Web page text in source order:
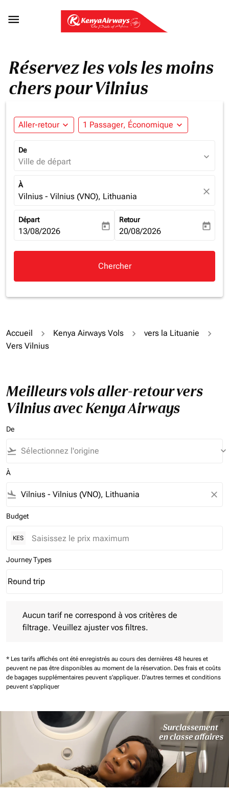

Réservez les vols les moins
chers pour Vilnius
Aller-retour expand_more 1 Passager, Économique expand_more
De
Ville de départ expand_more
À
Vilnius - Vilnius (VNO), Lithuania close
Départ
fc-booking-departure-date-aria-label
13/08/2026 today
Retour
fc-booking-return-date-aria-
20/08/2026 today
Chercher
Accueil Kenya Airways Vols
vers la Lituanie
Vers Vilnius
Meilleurs vols aller-retour vers
Vilnius avec Kenya Airways
De
flight_takeoff keyboard_arrow_down
À
flight_land close
Budget
KES
Journey Types
Journey Types option Round trip Selected
Round trip
keyboard_arrow_down
Aucun tarif ne correspond à vos critères de
filtrage. Veuillez ajuster vos filtres.
* Les tarifs affichés ont été enregistrés au cours des dernières 48 heures et
peuvent ne pas être disponibles au moment de la réservation. Des frais et coûts
de bagages supplémentaires peuvent s'appliquer. D'autres termes et conditions
peuvent s'appliquer